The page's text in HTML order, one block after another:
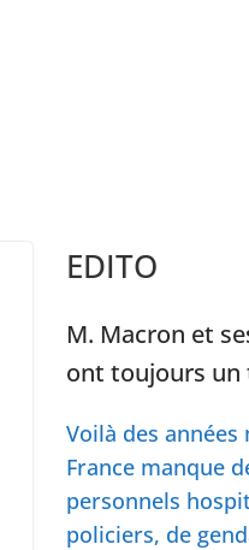
EDITO
M. Macron et
ont toujours un
Voilà des
France manque
personnels
policiers, de